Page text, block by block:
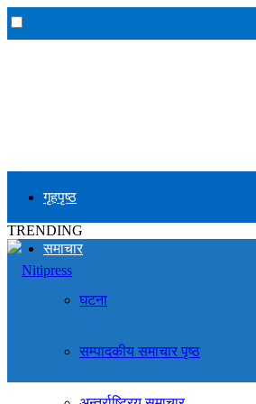
गृहपृष्ठ
समाचार
घटना
सम्पादकीय समाचार पृष्ठ
TRENDING